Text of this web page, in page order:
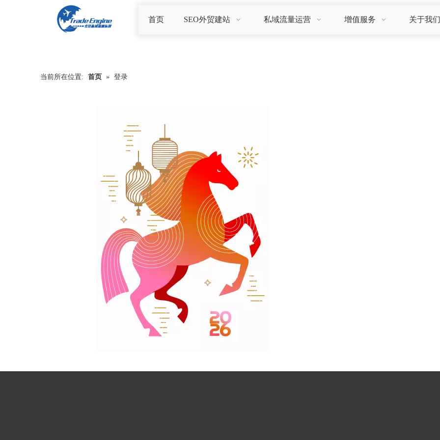
首页 SEO外贸建站 私域流量运营 增值服务 关于我们
当前所在位置: 首页 » 登录